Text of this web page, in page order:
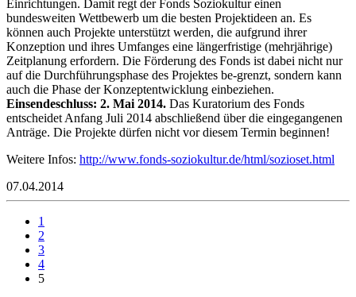
Einrichtungen. Damit regt der Fonds Soziokultur einen
bundesweiten Wettbewerb um die besten Projektideen an. Es
können auch Projekte unterstützt werden, die aufgrund ihrer
Konzeption und ihres Umfanges eine längerfristige (mehrjährige)
Zeitplanung erfordern. Die Förderung des Fonds ist dabei nicht nur
auf die Durchführungsphase des Projektes be-grenzt, sondern kann
auch die Phase der Konzeptentwicklung einbeziehen.
Einsendeschluss: 2. Mai 2014. Das Kuratorium des Fonds
entscheidet Anfang Juli 2014 abschließend über die eingegangenen
Anträge. Die Projekte dürfen nicht vor diesem Termin beginnen!
Weitere Infos: http://www.fonds-soziokultur.de/html/sozioset.html
07.04.2014
1
2
3
4
5